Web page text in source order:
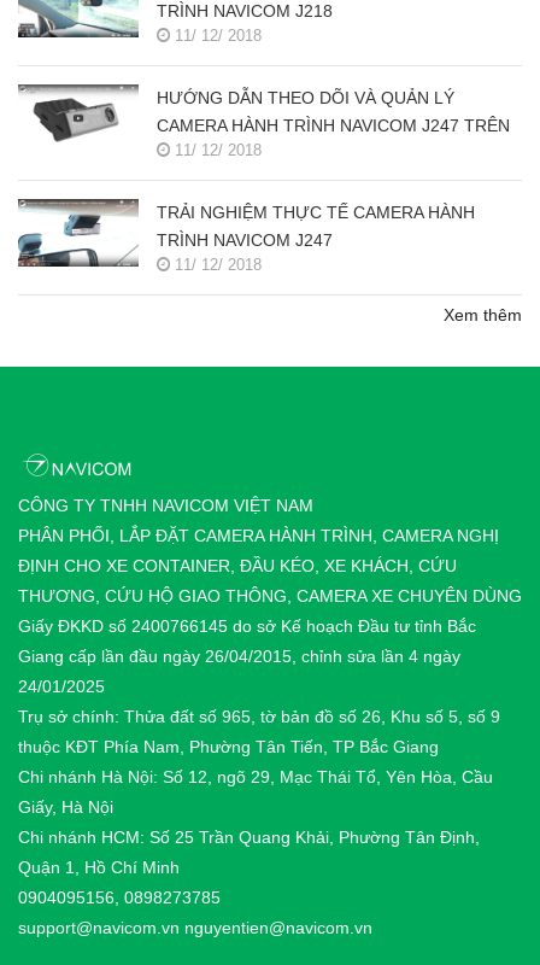
TRÌNH NAVICOM J218
11/ 12/ 2018
HƯỚNG DẪN THEO DÕI VÀ QUẢN LÝ
CAMERA HÀNH TRÌNH NAVICOM J247 TRÊN
SMART PHONE & MÁY TÍNH
11/ 12/ 2018
TRẢI NGHIỆM THỰC TẾ CAMERA HÀNH
TRÌNH NAVICOM J247
11/ 12/ 2018
Xem thêm
CÔNG TY TNHH NAVICOM VIỆT NAM
PHÂN PHỐI, LẮP ĐẶT CAMERA HÀNH TRÌNH, CAMERA NGHỊ
ĐỊNH CHO XE CONTAINER, ĐẦU KÉO, XE KHÁCH, CỨU
THƯƠNG, CỨU HỘ GIAO THÔNG, CAMERA XE CHUYÊN DÙNG
Giấy ĐKKD số 2400766145 do sở Kế hoạch Đầu tư tỉnh Bắc
Giang cấp lần đầu ngày 26/04/2015, chỉnh sửa lần 4 ngày
24/01/2025
Trụ sở chính: Thửa đất số 965, tờ bản đồ số 26, Khu số 5, số 9
thuộc KĐT Phía Nam, Phường Tân Tiến, TP Bắc Giang
Chi nhánh Hà Nội: Số 12, ngõ 29, Mạc Thái Tổ, Yên Hòa, Cầu
Giấy, Hà Nội
Chi nhánh HCM: Số 25 Trần Quang Khải, Phường Tân Định,
Quận 1, Hồ Chí Minh
0904095156, 0898273785
support@navicom.vn nguyentien@navicom.vn